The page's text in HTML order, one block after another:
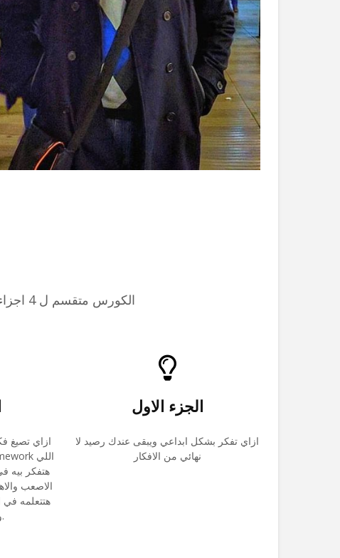
الكورس متقسم ل 4 اجزاء، بتغطي عملية الكتابة من أول انك تطلع فكرة لحد تنفيذها وكيفية ادارة المحتوى
ازاي تصيغ
هتفكر بيه
الاصعب
هتتعلمه في
وشغل سنين طويلة.
الجزء الاول
ازاي تفكر بشكل ابداعي ويبقى عندك رصيد لا
نهائي من الافكار